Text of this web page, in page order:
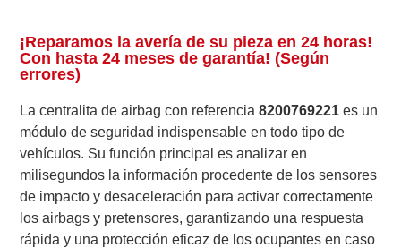
¡Reparamos la avería de su pieza en 24 horas!
Con hasta 24 meses de garantía! (Según
errores)
La centralita de airbag con referencia8200769221 es un
módulo de seguridad indispensable en todo tipo de
vehículos. Su función principal es analizar en
milisegundos la información procedente de los sensores
de impacto y desaceleración para activar correctamente
los airbags y pretensores, garantizando una respuesta
rápida y una protección eficaz de los ocupantes en caso